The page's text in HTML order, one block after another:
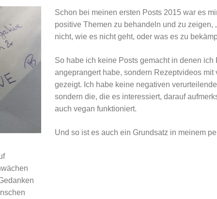
Schon bei meinen ersten Posts 2015 war es
positive Themen zu behandeln und zu zeigen,
nicht, wie es nicht geht, oder was es zu
So habe ich keine Posts gemacht in denen ich
angeprangert habe, sondern Rezeptvideos mit
gezeigt. Ich habe keine negativen
sondern die, die es interessiert, darauf
auch vegan funktioniert.
Und so ist es auch ein Grundsatz in meinem